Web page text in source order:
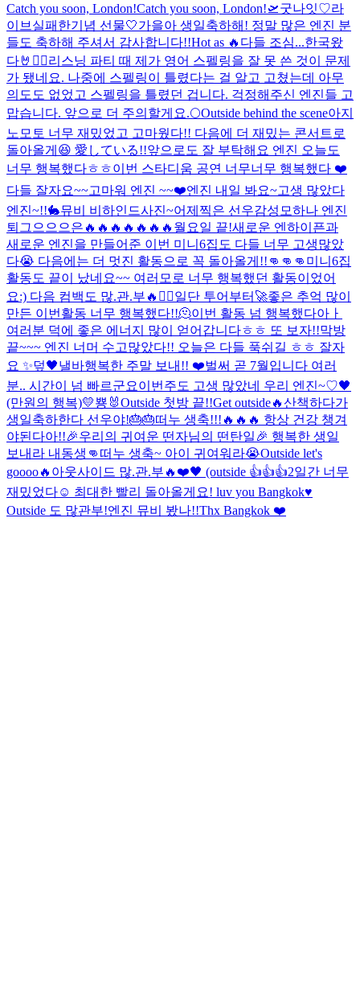
Catch you soon, London!Catch you soon, London!🛫굿나잇♡라
이브실패한기념 선물🤍가을아 생일축하해! 정말 많은 엔진 분
들도 축하해 주셔서 감사합니다!!Hot as 🔥 다들 조심...한국왔
다🤘❤️‍🔥리스닝 파티 때 제가 영어 스펠링을 잘 못 쓴 것이 문제
가 됐네요. 나중에 스펠링이 틀렸다는 걸 알고 고쳤는데 아무
의도도 없었고 스펠링을 틀렸던 겁니다. 걱정해주신 엔진들 고
맙습니다. 앞으로 더 주의할게요.🌕Outside behind the scene아지
노모토 너무 재밌었고 고마웠다!! 다음에 더 재밌는 콘서트로
돌아올게😆 愛している!!앞으로도 잘 부탁해요 엔진 오늘도
너무 행복했다ㅎㅎ이번 스타디움 공연 너무너무 행복했다 ❤️
다들 잘자요~~고마워 엔진 ~~❤️엔진 내일 봐요~고생 많았다
엔진~!!🐇뮤비 비하인드사진~어제찍은 선우감성 모하나 엔진
퇴그으으으은 🔥🔥🔥🔥🔥🔥🔥 월요일 끝!새로운 엔하이픈과
새로운 엔진을 만들어준 이번 미니6집도 다들 너무 고생많았
다😭 다음에는 더 멋진 활동으로 꼭 돌아올게!!👊👊👊 미니6집
활동도 끝이 났네요~~ 여러모로 너무 행복했던 활동이었어
요:) 다음 컴백도 많.관.부🔥❤️‍🔥일단 투어부터🚀좋은 추억 많이
만든 이번활동 너무 행복했다!!🫠이번 활동 넘 행복했다아ㅏ
여러분 덕에 좋은 에너지 많이 얻어갑니다ㅎㅎ 또 보자!!막방
끝~~~ 엔진 너머 수고많았다!! 오늘은 다들 푹쉬길 ㅎㅎ 잘자
요 ✨️덮🖤낼바행복한 주말 보내!! ❤️벌써 곧 7월입니다 여러
분.. 시간이 넘 빠르군요이번주도 고생 많았네 우리 엔진~♡🖤
(만원의 행복)💛뿅🐰Outside 첫방 끝!!Get outside🔥산책하다가
생일축하한다 선우야!🎂🎂떠누 생축!!!🔥🔥🔥 항상 건강 챙겨
야된다아!!🎉우리의 귀여운 떤자님의 떤탄일🎉 행복한 생일
보내라 내동생👊 떠누 생축~ 아이 귀여워라😭Outside let's
goooo🔥 아웃사이드 많.관.부🔥 ❤️🖤 (outside 👍👍👍2일간 너무
재밌었다☺️ 최대한 빨리 돌아올게요! luv you Bangkok♥️
Outside 도 많관부!엔진 뮤비 봤나!!Thx Bangkok ❤️